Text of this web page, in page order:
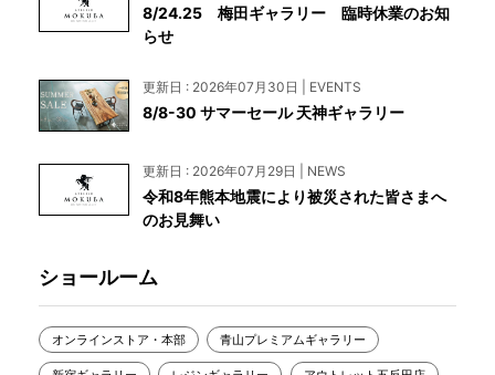
8/24.25 梅田ギャラリー 臨時休業のお知
らせ
更新日 : 2026年07月30日 | EVENTS
8/8-30 サマーセール 天神ギャラリー
更新日 : 2026年07月29日 | NEWS
令和8年熊本地震により被災された皆さまへ
のお見舞い
ショールーム
オンラインストア・本部 青山プレミアムギャラリー